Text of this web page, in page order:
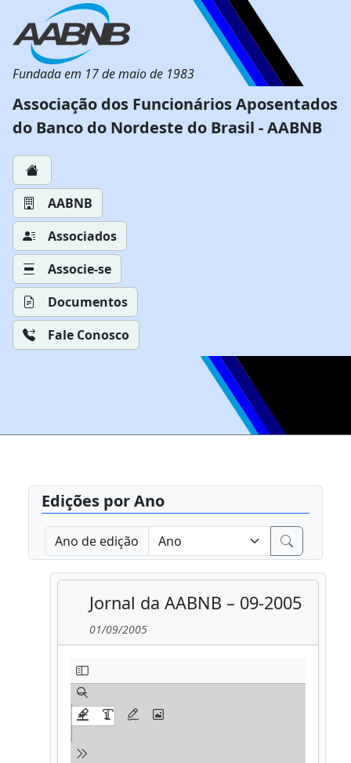
Fundada em 17 de maio de 1983
Associação dos Funcionários Aposentados
do Banco do Nordeste do Brasil - AABNB
AABNB
Associados
Associe-se
Documentos
Fale Conosco
Edições por Ano
Ano de edição
Jornal da AABNB – 09-2005
01/09/2005